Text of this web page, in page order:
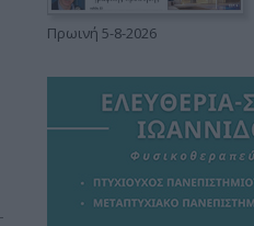
Πρωινή 5-8-2026